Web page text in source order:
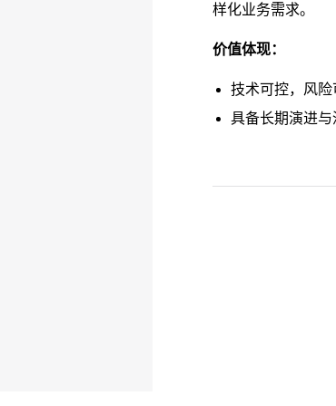
样化业务需求。
价值体现：
技术可控，风险
具备长期演进